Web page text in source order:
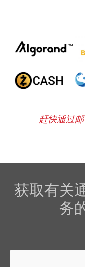
赶快通过
获取有关
务